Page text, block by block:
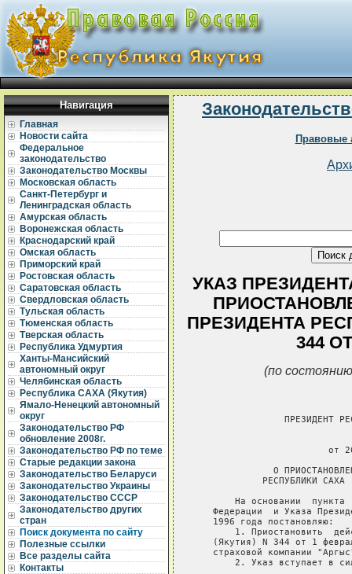
Навигация
Главная
Новости сайта
Федеральное
законодательство
Законодательство Москвы
Московская область
Санкт-Петербург и
Ленинградская область
Амурская область
Воронежская область
Краснодарский край
Омская область
Приморский край
Ростовская область
Саратовская область
Свердловская область
Тульская область
Тюменская область
Тверская область
Республика Удмуртия
Ханты-Мансийский
автономный округ
Челябинская область
Республика САХА (Якутия)
Ямало-Ненецкий автономный
округ
Законодательство РФ
обновление 2008г.
Законодательство РФ по теме
Старые редакции закона
Законодательство Беларуси
Законодательство Украины
Законодательство СССР
Законодательство других
стран
Поиск документа по сайту
Полезные ссылки
Все разделы сайта
Контакты
Правовые
УКАЗ
ПРЕЗИДЕНТА
344
(по
ПРЕЗИДЕНТ
от
О
РЕСПУБЛИКИ САХА
На основании  пункта
Федерации  и Указа
   1996 года постановляю:
1. Приостановить
(Якутия) N 344 от 1
страховой компании
2. Указ вступает в